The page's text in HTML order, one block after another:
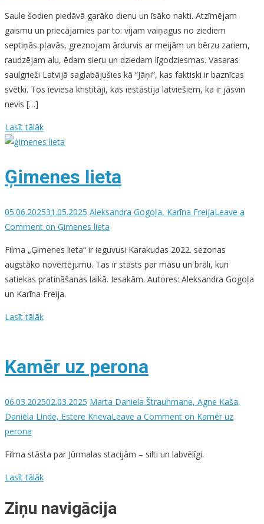
Saule šodien piedāvā garāko dienu un īsāko nakti. Atzīmējam
gaismu un priecājamies par to: vijam vaiņagus no ziediem
septiņās pļavās, greznojam ārdurvis ar meijām un bērzu zariem,
raudzējam alu, ēdam sieru un dziedam līgodziesmas. Vasaras
saulgrieži Latvijā saglabājušies kā “Jāņi”, kas faktiski ir baznīcas
svētki. Tos ieviesa kristītāji, kas iestāstīja latviešiem, ka ir jāsvin
nevis […]
Lasīt tālāk
Ģimenes lieta
05.06.202531.05.2025 Aleksandra Gogoļa, Karīna FreijaLeave a
Comment on Ģimenes lieta
Filma „Ģimenes lieta“ ir ieguvusi Karakudas 2022. sezonas
augstāko novērtējumu. Tas ir stāsts par māsu un brāli, kuri
satiekas pratināšanas laikā. Iesakām. Autores: Aleksandra Gogoļa
un Karīna Freija.
Lasīt tālāk
Kamēr uz perona
06.03.202502.03.2025 Marta Daniela Štrauhmane, Agne Kaša,
Daniēla Linde, Estere KrievaLeave a Comment on Kamēr uz
perona
Filma stāsta par Jūrmalas stacijām – silti un labvēlīgi.
Lasīt tālāk
Ziņu navigācija